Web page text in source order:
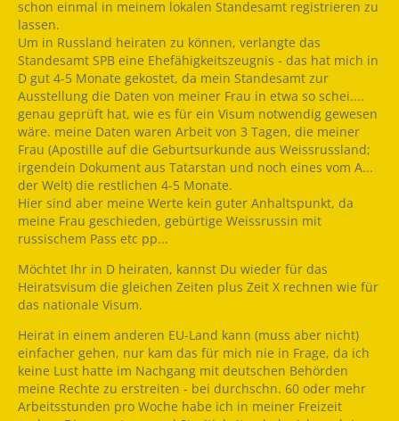
schon einmal in meinem lokalen Standesamt registrieren zu
lassen.
Um in Russland heiraten zu können, verlangte das
Standesamt SPB eine Ehefähigkeitszeugnis - das hat mich in
D gut 4-5 Monate gekostet, da mein Standesamt zur
Ausstellung die Daten von meiner Frau in etwa so schei....
genau geprüft hat, wie es für ein Visum notwendig gewesen
wäre. meine Daten waren Arbeit von 3 Tagen, die meiner
Frau (Apostille auf die Geburtsurkunde aus Weissrussland;
irgendein Dokument aus Tatarstan und noch eines vom A...
der Welt) die restlichen 4-5 Monate.
Hier sind aber meine Werte kein guter Anhaltspunkt, da
meine Frau geschieden, gebürtige Weissrussin mit
russischem Pass etc pp...
Möchtet Ihr in D heiraten, kannst Du wieder für das
Heiratsvisum die gleichen Zeiten plus Zeit X rechnen wie für
das nationale Visum.
Heirat in einem anderen EU-Land kann (muss aber nicht)
einfacher gehen, nur kam das für mich nie in Frage, da ich
keine Lust hatte im Nachgang mit deutschen Behörden
meine Rechte zu erstreiten - bei durchschn. 60 oder mehr
Arbeitsstunden pro Woche habe ich in meiner Freizeit